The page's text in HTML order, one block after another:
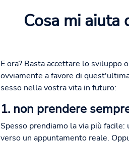
Cosa mi aiuta
E ora? Basta accettare lo sviluppo
ovviamente a favore di
sesso nella vostra vita in futuro:
1. non prendere
Spesso prendiamo la via più
verso un appuntamento reale.